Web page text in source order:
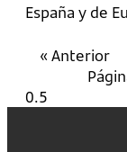
España y de
« Anterior